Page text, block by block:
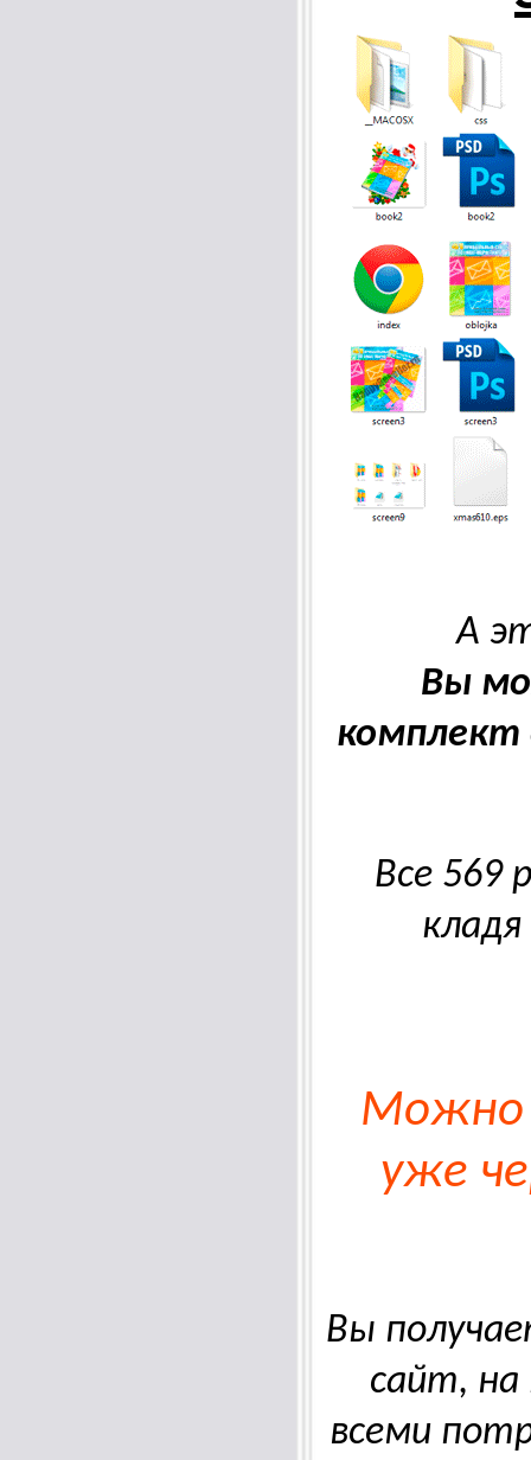
А
Вы
комплект
Все 569
Можно
уже
Вы
сайт, на
всеми